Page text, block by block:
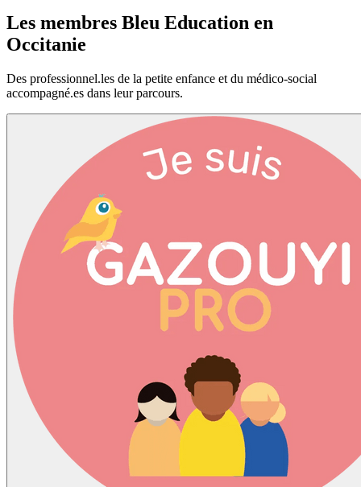
Les membres Bleu Education en
Occitanie
Des professionnel.les de la petite enfance et du médico-social
accompagné.es dans leur parcours.